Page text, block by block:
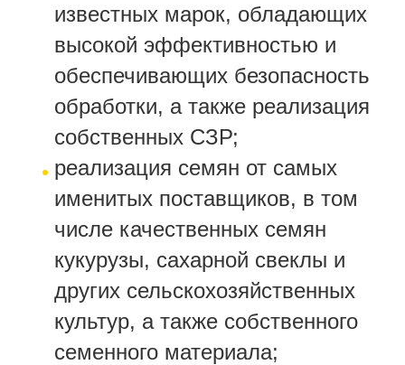
известных марок, обладающих
высокой эффективностью и
обеспечивающих безопасность
обработки, а также реализация
собственных СЗР;
реализация семян от самых
именитых поставщиков, в том
числе качественных семян
кукурузы, сахарной свеклы и
других сельскохозяйственных
культур, а также собственного
семенного материала;